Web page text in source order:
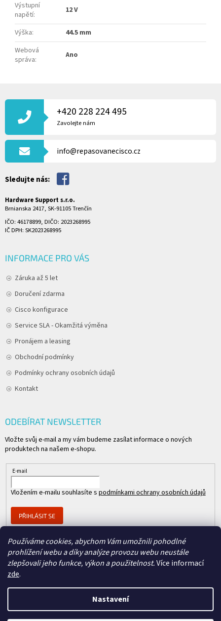
Používáme cookies, abychom Vám umožnili pohodlné
prohlížení webu a díky analýze provozu webu neustále
zlepšovali jeho funkce, výkon a použitelnost.Více informací
zde.
Nastavení
Výstupní
napětí: 12 V
Výška:
44.5 mm
Webová
správa: Ano
Á
T
+420 228 224 495
Zavolejte nám
info@repasovanecisco.cz
Sledujte nás:
Hardware Support s.r.o.
Brnianska 2417, SK-91105 Trenčín
IČO: 46178899, DIČO: 2023268995
IČ DPH: SK2023268995
INFORMACE PRO VÁS
Záruka až 5 let
Doručení zdarma
Cisco konfigurace
Service SLA - Okamžitá výměna
Pronájem a leasing
Obchodní podmínky
Podmínky ochrany osobních údajů
Kontakt
ODEBÍRAT NEWSLETTER
Vložte svůj e-mail a my vám budeme zasílat informace o nových
produktech na našem e-shopu.
E-mail
Vložením e-mailu souhlasíte s podmínkami ochrany osobních údajů
PŘIHLÁSIT SE
Člen skupiny
REPASOVANÉ CISCO. Všechna práva vyhrazena.